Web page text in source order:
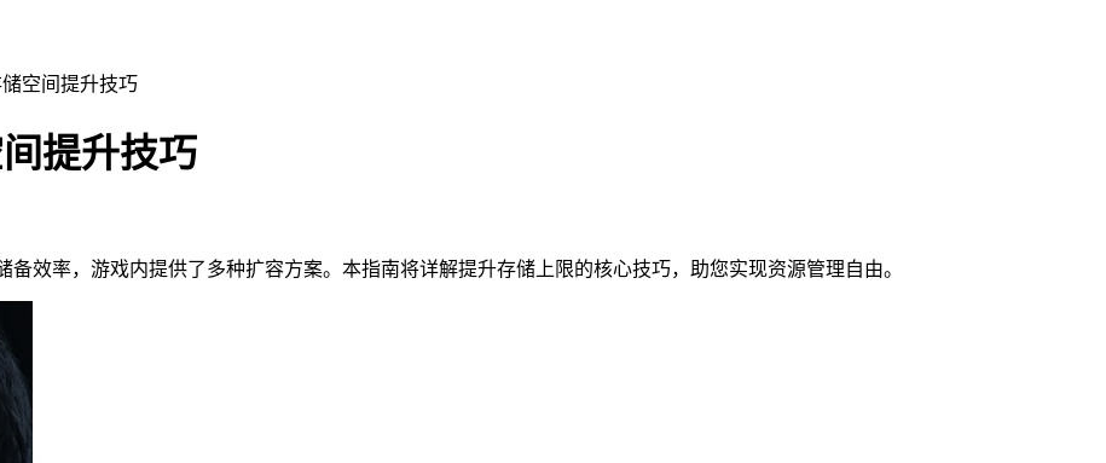
空间提升技巧
提升技巧
备效率，游戏内提供了多种扩容方案。本指南将详解提升存储上限的核心技巧，助您实现资源管理自由。